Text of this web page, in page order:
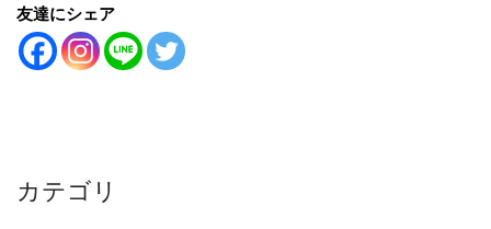
友達にシェア
カテゴリ